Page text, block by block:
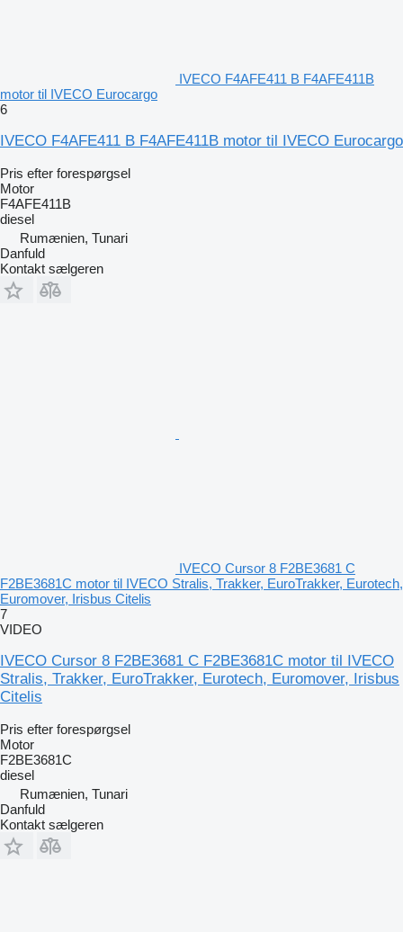
IVECO F4AFE411 B F4AFE411B
motor til IVECO Eurocargo
6
IVECO F4AFE411 B F4AFE411B motor til IVECO Eurocargo
Pris efter forespørgsel
Motor
F4AFE411B
diesel
Rumænien, Tunari
Danfuld
Kontakt sælgeren
IVECO Cursor 8 F2BE3681 C
F2BE3681C motor til IVECO Stralis, Trakker, EuroTrakker, Eurotech,
Euromover, Irisbus Citelis
7
VIDEO
IVECO Cursor 8 F2BE3681 C F2BE3681C motor til IVECO
Stralis, Trakker, EuroTrakker, Eurotech, Euromover, Irisbus
Citelis
Pris efter forespørgsel
Motor
F2BE3681C
diesel
Rumænien, Tunari
Danfuld
Kontakt sælgeren